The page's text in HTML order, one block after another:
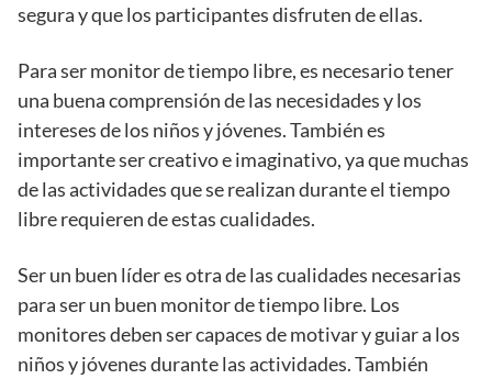
segura y que los participantes disfruten de ellas.
Para ser monitor de tiempo libre, es necesario tener
una buena comprensión de las necesidades y los
intereses de los niños y jóvenes. También es
importante ser creativo e imaginativo, ya que muchas
de las actividades que se realizan durante el tiempo
libre requieren de estas cualidades.
Ser un buen líder es otra de las cualidades necesarias
para ser un buen monitor de tiempo libre. Los
monitores deben ser capaces de motivar y guiar a los
niños y jóvenes durante las actividades. También